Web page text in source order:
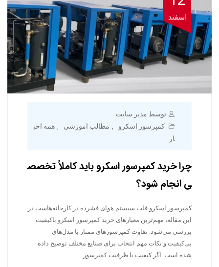
اسفند
توسط مدیر سایت
کمپرسور اسکرو
, مطالب اموزشی , همه اخب
ار
چرا خرید کمپرسور اسکرو باید کاملاً تخصص
ی انجام شود؟
کمپرسور اسکرو قلب سیستم هوای فشرده در کارخانه‌هاست.در
این مقاله، مهم‌ترین معیارهای خرید کمپرسور اسکرو باکیفیت
بررسی می‌شود. تفاوت کمپرسورهای ممتاز با مدل‌های
بی‌کیفیت و نکات مهم انتخاب برای صنایع مختلف توضیح داده
شده است. اگر کیفیت یا ظرفیت کمپرسور…